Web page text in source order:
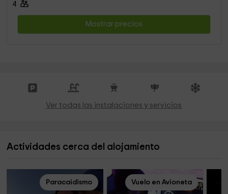
4
Mostrar precios
Ver todas las instalaciones y servicios
Actividades cerca del alojamiento
Paracaidismo Vuelo en Avioneta